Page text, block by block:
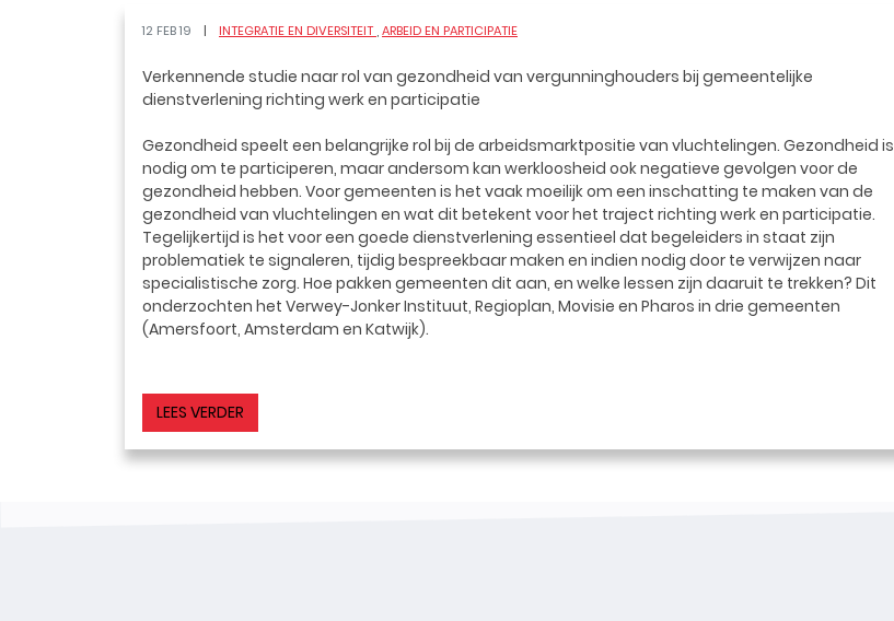
12 FEB 19 INTEGRATIE EN DIVERSITEIT ARBEID EN PARTICIPATIE
Verkennende studie naar rol van gezondheid van vergunninghouders bij gemeentelijke
dienstverlening richting werk en participatie
Gezondheid speelt een belangrijke rol bij de arbeidsmarktpositie van vluchtelingen. Gezondheid is
nodig om te participeren, maar andersom kan werkloosheid ook negatieve gevolgen voor de
gezondheid hebben. Voor gemeenten is het vaak moeilijk om een inschatting te maken van de
gezondheid van vluchtelingen en wat dit betekent voor het traject richting werk en participatie.
Tegelijkertijd is het voor een goede dienstverlening essentieel dat begeleiders in staat zijn
problematiek te signaleren, tijdig bespreekbaar maken en indien nodig door te verwijzen naar
specialistische zorg. Hoe pakken gemeenten dit aan, en welke lessen zijn daaruit te trekken? Dit
onderzochten het Verwey-Jonker Instituut, Regioplan, Movisie en Pharos in drie gemeenten
(Amersfoort, Amsterdam en Katwijk).
LEES VERDER